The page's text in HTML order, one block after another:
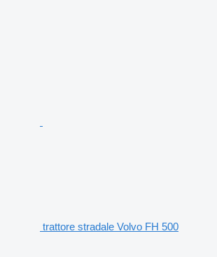
trattore stradale Volvo FH 500